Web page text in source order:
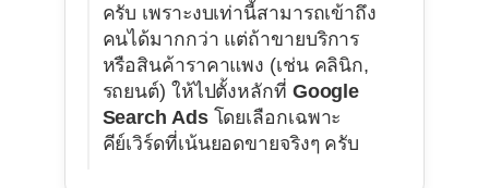
ครับ เพราะงบเท่านี้สามารถเข้าถึง
คนได้มากกว่า แต่ถ้าขายบริการ
หรือสินค้าราคาแพง (เช่น คลินิก,
รถยนต์) ให้ไปตั้งหลักที่ Google
Search Adsโดยเลือกเฉพาะ
คีย์เวิร์ดที่เน้นยอดขายจริงๆ ครับ